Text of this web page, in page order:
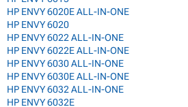
HP ENVY 6020E ALL-IN-ONE
HP ENVY 6020
HP ENVY 6022 ALL-IN-ONE
HP ENVY 6022E ALL-IN-ONE
HP ENVY 6030 ALL-IN-ONE
HP ENVY 6030E ALL-IN-ONE
HP ENVY 6032 ALL-IN-ONE
HP ENVY 6032E